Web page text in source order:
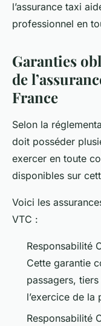
l’assurance taxi
professionnel en
Garanties
de
France
Selon la
doit posséder
exercer en toute
disponibles sur
Voici les
VTC :
Responsabilité
Cette garantie
passagers,
l’exercice de la
Responsabilité